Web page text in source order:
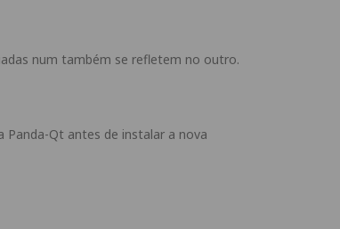
num também se refletem no outro.
Qt antes de instalar a nova